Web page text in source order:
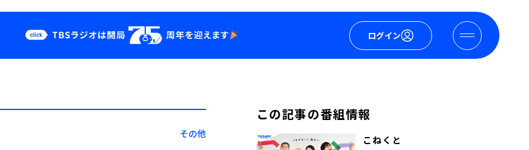
ログイン
YouTube
その他
この記事の番組情報
こねくと